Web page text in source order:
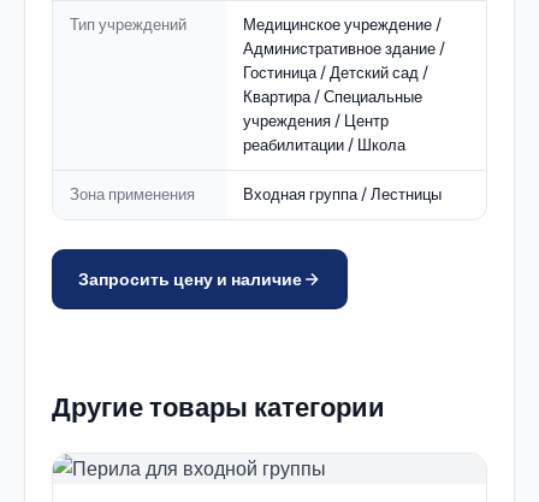
Тип учреждений
Медицинское учреждение /
Административное здание /
Гостиница / Детский сад /
Квартира / Специальные
учреждения / Центр
реабилитации / Школа
Зона применения Входная группа / Лестницы
Запросить цену и наличие
Другие товары категории